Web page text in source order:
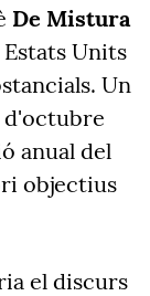
De Mistura
Units
Un
d'octubre
anual del
objectius
el discurs